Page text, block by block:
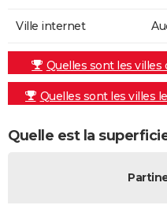
Ville internet
Quelles sont les villes
Quelles sont les villes
Quelle est la